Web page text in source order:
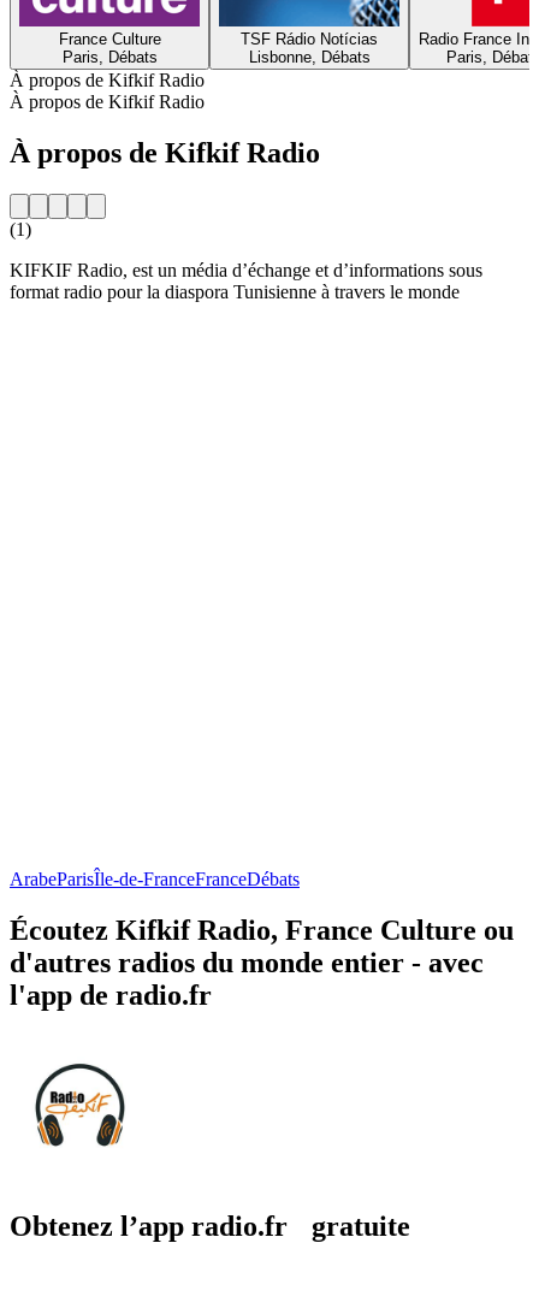
France Culture
Paris, Débats
TSF Rádio Notícias
Lisbonne, Débats
Radio France
Paris,
À propos de Kifkif Radio
À propos de Kifkif Radio
À propos de Kifkif Radio
(1)
KIFKIF Radio, est un média d’échange et d’informations sous
format radio pour la diaspora Tunisienne à travers le monde
ArabeParisÎle-de-FranceFranceDébats
Écoutez Kifkif Radio, France Culture ou
d'autres radios du monde entier - avec
l'app de radio.fr
Obtenez l’app radio.fr gratuite